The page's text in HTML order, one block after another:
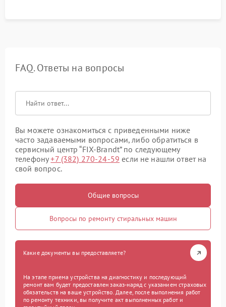
FAQ. Ответы на вопросы
Вы можете ознакомиться с приведенными ниже
часто задаваемыми вопросами, либо обратиться в
сервисный центр “FIX-Brandt” по следующему
телефону+7 (382) 270-24-59 если не нашли ответ на
свой вопрос.
Общие вопросы
Вопросы по ремонту стиральных машин
Какие документы вы предоставляете?
На этапе приема устройства на диагностику и последующий
ремонт вам будет предоставлен заказ-наряд с указанием страховых
обязательств на ваше устройство. Далее, после выполнения работ
по ремонту техники, вы получите акт выполненных работ и